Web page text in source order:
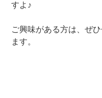
すよ♪
ご興味がある方は、ぜ
ます。